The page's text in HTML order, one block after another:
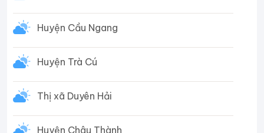
Huyện Cầu Ngang
Huyện Trà Cú
Thị xã Duyên Hải
Huyện Châu Thành